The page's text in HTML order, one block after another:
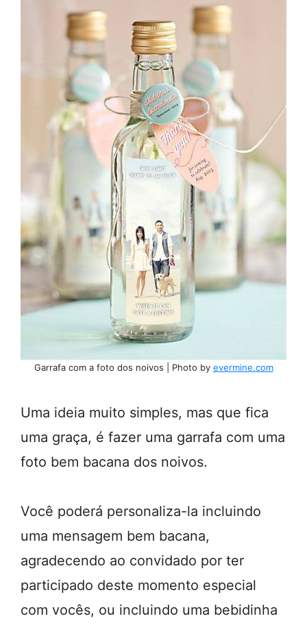
Garrafa com a foto dos noivos | Photo by evermine.com
Uma ideia muito simples, mas que fica
uma graça, é fazer uma garrafa com uma
foto bem bacana dos noivos.
Você poderá personaliza-la incluindo
uma mensagem bem bacana,
agradecendo ao convidado por ter
participado deste momento especial
com vocês, ou incluindo uma bebidinha